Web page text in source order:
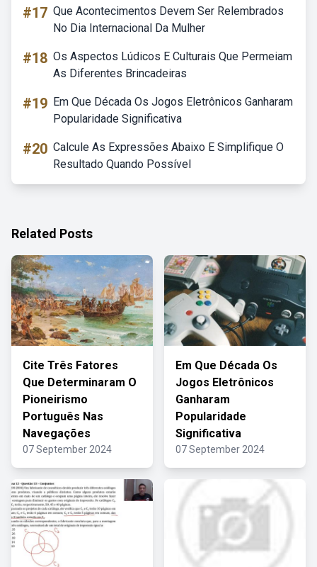
#17 Que Acontecimentos Devem Ser Relembrados
No Dia Internacional Da Mulher
#18 Os Aspectos Lúdicos E Culturais Que Permeiam
As Diferentes Brincadeiras
#19 Em Que Década Os Jogos Eletrônicos Ganharam
Popularidade Significativa
#20 Calcule As Expressões Abaixo E Simplifique O
Resultado Quando Possível
Related Posts
Cite Três Fatores
Que Determinaram O
Pioneirismo
Português Nas
Navegações
07 September 2024
Em Que Década Os
Jogos Eletrônicos
Ganharam
Popularidade
Significativa
07 September 2024